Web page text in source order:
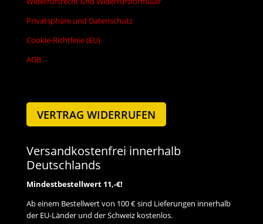
Privatsphäre und Datenschutz
Cookie-Richtlinie (EU)
AGB
VERTRAG WIDERRUFEN
Versandkostenfrei innerhalb
Deutschlands
Mindestbestellwert 11,-€!
Ab einem Bestellwert von 100 € sind Lieferungen innerhalb
der EU-Länder und der Schweiz kostenlos.